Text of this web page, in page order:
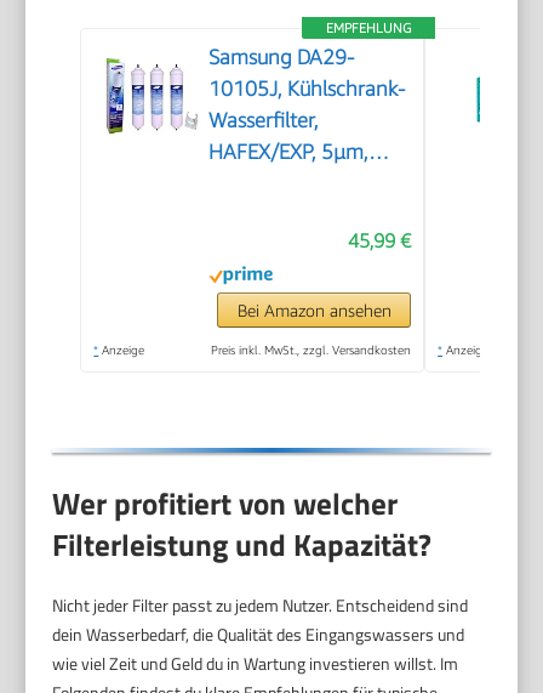
EMPFEHLUNG
Samsung DA29-
10105J, Kühlschrank-
Wasserfilter,
HAFEX/EXP, 5µm,
45,99 €
Bei Amazon ansehen
* Anzeige Preis inkl. MwSt., zzgl. Versandkosten * Anzeige
Wer profitiert von welcher
Filterleistung und Kapazität?
Nicht jeder Filter passt zu jedem Nutzer. Entscheidend sind
dein Wasserbedarf, die Qualität des Eingangswassers und
wie viel Zeit und Geld du in Wartung investieren willst. Im